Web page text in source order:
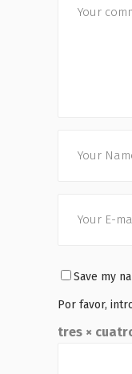
Save my
Por favor,
tres ×